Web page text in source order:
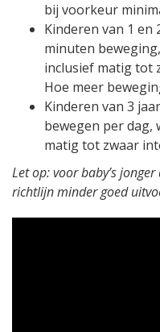
bij voorkeur
Kinderen van 1 en
minuten
inclusief matig tot
Hoe meer
Kinderen van 3
bewegen per dag,
matig tot zwaar
Let op: voor baby’s
richtlijn minder goed